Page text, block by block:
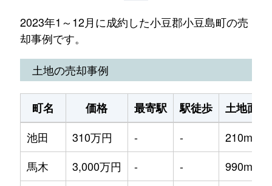
2023年1～12月に成約した小豆郡小豆島町の売
却事例です。
土地の売却事例
町名 価格 最寄駅 駅徒歩
土地面積
池田
310万円 - -
210m²
馬木
3,000万円 - -
990m²